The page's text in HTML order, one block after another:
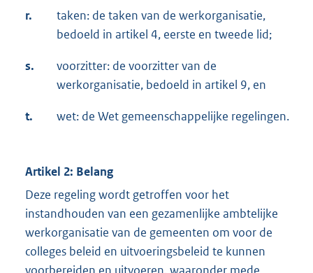
r.
taken: de taken van de werkorganisatie,
bedoeld in artikel 4, eerste en tweede lid;
s.
voorzitter: de voorzitter van de
werkorganisatie, bedoeld in artikel 9, en
t. wet: de Wet gemeenschappelijke regelingen.
Artikel 2: Belang
Deze regeling wordt getroffen voor het
instandhouden van een gezamenlijke ambtelijke
werkorganisatie van de gemeenten om voor de
colleges beleid en uitvoeringsbeleid te kunnen